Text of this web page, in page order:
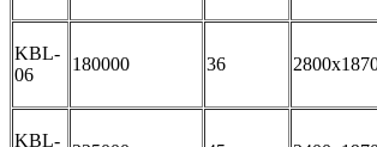
KBL-
06
180000 36
KBL-